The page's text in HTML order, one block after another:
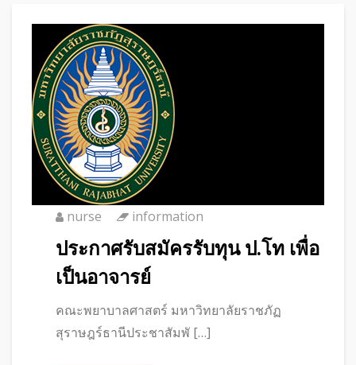
nurse information
ประกาศรับสมัครรับทุน ป.โท เพื่อ
เป็นอาจารย์
คณะพยาบาลศาสตร์ มหาวิทยาลัยราชภัฏ
สุราษฎร์ธานีประชาสัมพั […]